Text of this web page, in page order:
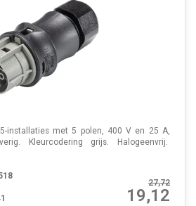
installaties met 5 polen, 400 V en 25 A,
Kleurcodering grijs. Halogeenvrij.
27,72
19,12